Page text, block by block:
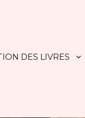
DES LIVRES